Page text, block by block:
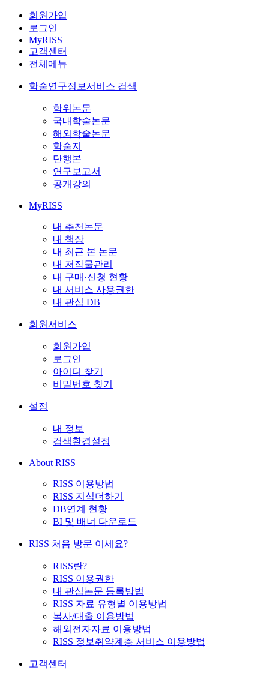
회원가입
로그인
MyRISS
고객센터
전체메뉴
학술연구정보서비스 검색
학위논문
국내학술논문
해외학술논문
학술지
단행본
연구보고서
공개강의
MyRISS
내 추천논문
내 책장
내 최근 본 논문
내 저작물관리
내 구매·신청 현황
내 서비스 사용권한
내 관심 DB
회원서비스
회원가입
로그인
아이디 찾기
비밀번호 찾기
설정
내 정보
검색환경설정
About RISS
RISS 이용방법
RISS 지식더하기
DB연계 현황
BI 및 배너 다운로드
RISS 처음 방문 이세요?
RISS란?
RISS 이용권한
내 관심논문 등록방법
RISS 자료 유형별 이용방법
복사/대출 이용방법
해외전자자료 이용방법
RISS 정보취약계층 서비스 이용방법
고객센터